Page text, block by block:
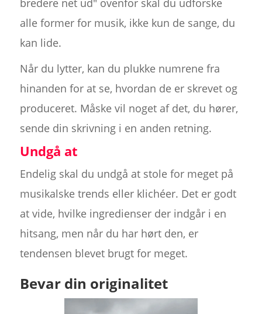
bredere net ud" ovenfor skal du udforske
alle former for musik, ikke kun de sange, du
kan lide.
Når du lytter, kan du plukke numrene fra
hinanden for at se, hvordan de er skrevet og
produceret. Måske vil noget af det, du hører,
sende din skrivning i en anden retning.
Undgå at
Endelig skal du undgå at stole for meget på
musikalske trends eller klichéer. Det er godt
at vide, hvilke ingredienser der indgår i en
hitsang, men når du har hørt den, er
tendensen blevet brugt for meget.
Bevar din originalitet